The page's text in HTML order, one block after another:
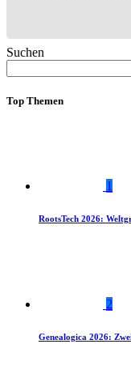
Suchen
Top Themen
1
RootsTech 2026:
2
Genealogica 2026: